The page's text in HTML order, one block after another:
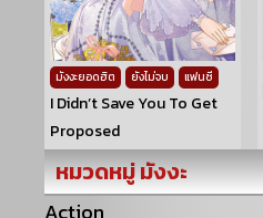
มังงะยอดฮิต ยังไม่จบ แฟนซี
I Didn’t Save You To Get
Proposed
หมวดหมู่ มังงะ
Action